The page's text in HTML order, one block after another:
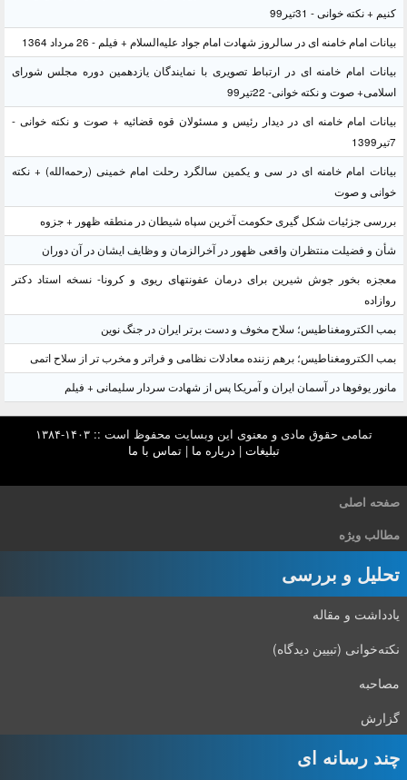
کنیم + نکته خوانی - 31تیر99
بیانات امام خامنه ای در سالروز شهادت امام جواد علیه‌السلام + فیلم - 26 مرداد 1364
بیانات امام خامنه ای در ارتباط تصویری با نمایندگان یازدهمین دوره مجلس شورای
اسلامی+ صوت و نکته خوانی- 22تیر99
بیانات امام خامنه ای در دیدار رئیس و مسئولان قوه قضائیه + صوت و نکته خوانی -
7تیر1399
بیانات امام خامنه ای در سی و یکمین سالگرد رحلت امام خمینی (رحمه‌الله) + نکته
خوانی و صوت
بررسی جزئیات شکل گیری حکومت آخرین سپاه شیطان در منطقه ظهور + جزوه
شأن و فضیلت منتظران واقعی ظهور در آخرالزمان و وظایف ایشان در آن دوران
معجزه بخور جوش شیرین برای درمان عفونتهای ریوی و کرونا- نسخه استاد دکتر
روازاده
بمب الکترومغناطیس؛ سلاح مخوف و دست برتر ایران در جنگ نوین
بمب الکترومغناطیس؛ برهم زننده معادلات نظامی و فراتر و مخرب تر از سلاح اتمی
مانور یوفوها در آسمان ایران و آمریکا پس از شهادت سردار سلیمانی + فیلم
تمامی حقوق مادی و معنوی این وبسایت محفوظ است :: ۱۴۰۳-۱۳۸۴
تبلیغات | درباره ما |تماس با ما
صفحه اصلی
مطالب ویژه
تحلیل و بررسی
یادداشت و مقاله
نکته‌خوانی (تبیین دیدگاه)
مصاحبه
گزارش
چند رسانه ای